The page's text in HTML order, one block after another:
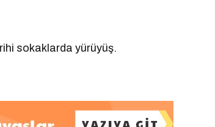
sokaklarda yürüyüş.